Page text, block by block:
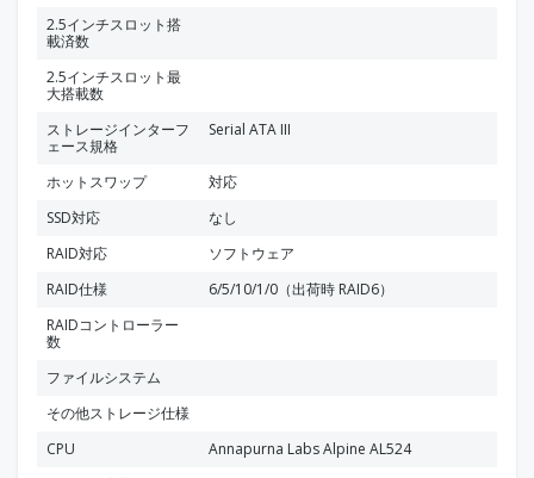
2.5インチスロット搭
載済数
2.5インチスロット最
大搭載数
ストレージインターフ
ェース規格
Serial ATA III
ホットスワップ
対応
SSD対応
なし
RAID対応
ソフトウェア
RAID仕様
6/5/10/1/0（出荷時 RAID6）
RAIDコントローラー
数
ファイルシステム
その他ストレージ仕様
CPU
Annapurna Labs Alpine AL524